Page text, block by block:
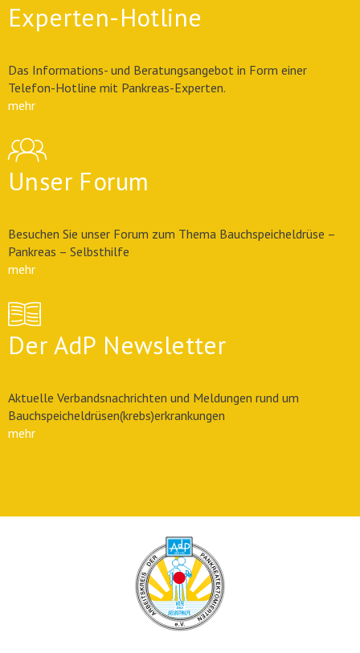
Experten-Hotline
Das Informations- und Beratungsangebot in Form einer
Telefon-Hotline mit Pankreas-Experten.
mehr
Unser Forum
Besuchen Sie unser Forum zum Thema Bauchspeicheldrüse –
Pankreas – Selbsthilfe
mehr
Der AdP Newsletter
Aktuelle Verbandsnachrichten und Meldungen rund um
Bauchspeicheldrüsen(krebs)erkrankungen
mehr